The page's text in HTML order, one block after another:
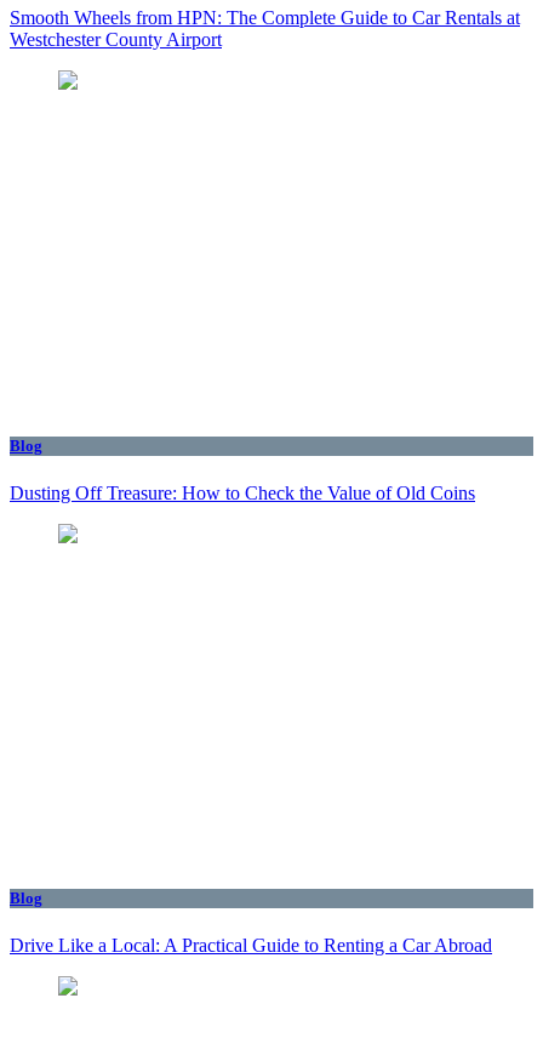
Smooth Wheels from HPN: The Complete Guide to Car Rentals at
Westchester County Airport
Blog
Dusting Off Treasure: How to Check the Value of Old Coins
Blog
Drive Like a Local: A Practical Guide to Renting a Car Abroad